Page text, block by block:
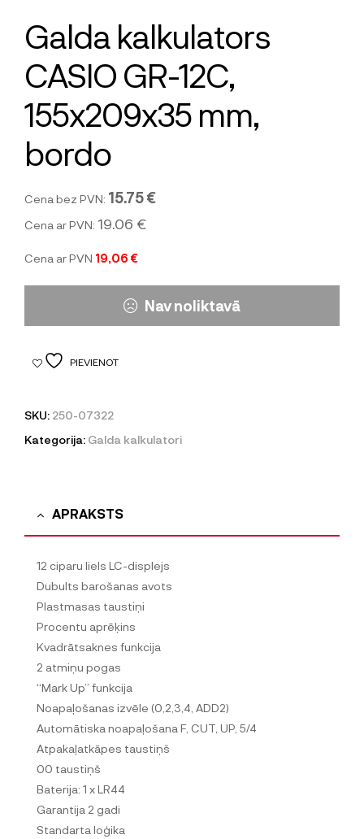
Galda kalkulators
CASIO GR-12C,
155x209x35 mm,
bordo
Cena bez PVN: 15.75 €
Cena ar PVN: 19.06 €
Cena ar PVN 19,06 €
Nav noliktavā
PIEVIENOT
SKU: 250-07322
Kategorija: Galda kalkulatori
APRAKSTS
12 ciparu liels LC-displejs
Dubults barošanas avots
Plastmasas taustiņi
Procentu aprēķins
Kvadrātsaknes funkcija
2 atmiņu pogas
“Mark Up” funkcija
Noapaļošanas izvēle (0,2,3,4, ADD2)
Automātiska noapaļošana F, CUT, UP, 5/4
Atpakaļatkāpes taustiņš
00 taustiņš
Baterija: 1 x LR44
Garantija 2 gadi
Standarta loģika